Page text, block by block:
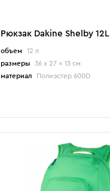
Рюкзак Dakine Shelby 12L
объем
12 л
размеры
36 x 27 x 13 см
материал
Полиэстер 600D